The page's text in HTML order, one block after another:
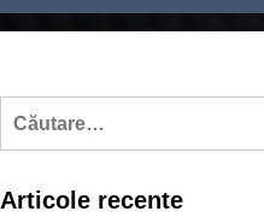
Articole recente